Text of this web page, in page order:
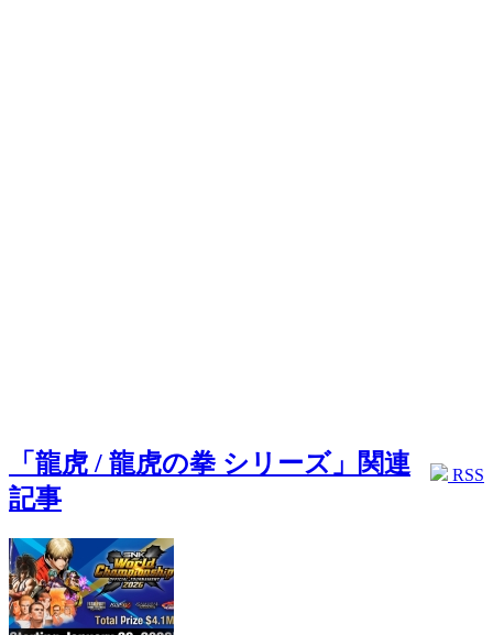
RSS
「龍虎 / 龍虎の拳 シリーズ」関連
記事